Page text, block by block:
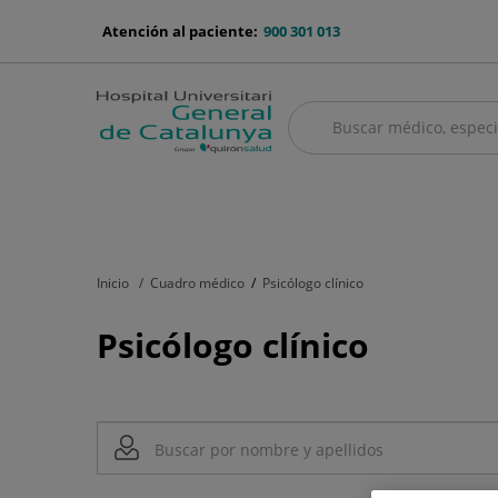
menu-
900 301 013
Atención al paciente:
BuscarBuscar
Inicio Cuadro médico Psicólogo clínico
Psicólogo clínico